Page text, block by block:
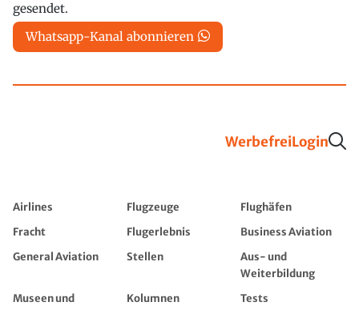
gesendet.
Whatsapp-Kanal abonnieren
WerbefreiLogin
Airlines Flugzeuge
Flughäfen
Fracht
Flugerlebnis
Business Aviation
General Aviation
Stellen
Aus- und
Weiterbildung
Museen und
Kolumnen Tests